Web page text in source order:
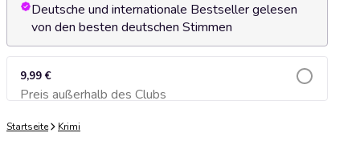
Deutsche und internationale Bestseller gelesen
von den besten deutschen Stimmen
9,99 €
Preis außerhalb des ClubsZum Warenkorb hinzufügen
Startseite Krimi